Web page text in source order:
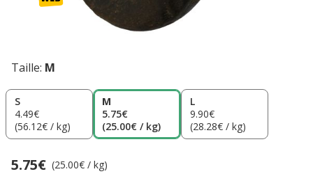
Taille: M
S
4.49€
(56.12€ / kg)
M
5.75€
(25.00€ / kg)
L
9.90€
(28.28€ / kg)
Prix 5.75€, 25.00 EUR par kg
5.75€ (25.00€ / kg)